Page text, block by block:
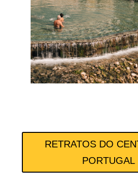
RETRATOS DO
PORTUGAL